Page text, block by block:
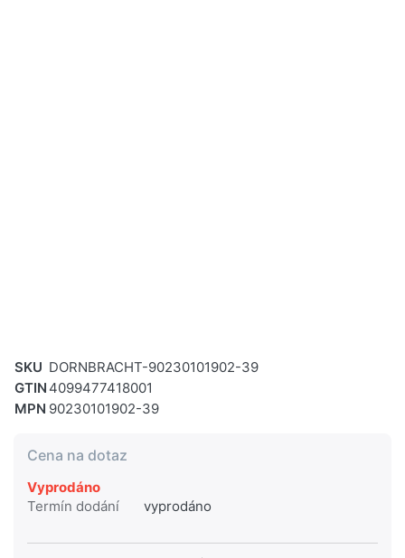
SKU DORNBRACHT-90230101902-39
GTIN 4099477418001
MPN 90230101902-39
Cena na dotaz
Vyprodáno
Termín dodání
vyprodáno